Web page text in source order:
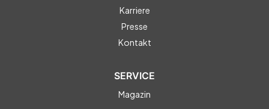
Karriere
Presse
Kontakt
SERVICE
Magazin